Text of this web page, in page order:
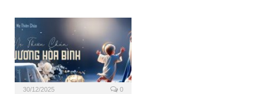
30/12/2025 0